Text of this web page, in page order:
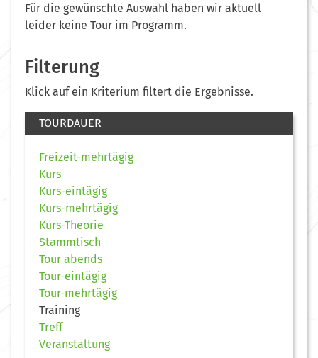
Für die gewünschte Auswahl haben wir aktuell
leider keine Tour im Programm.
Filterung
Klick auf ein Kriterium filtert die Ergebnisse.
TOURDAUER
Freizeit-mehrtägig
Kurs
Kurs-eintägig
Kurs-mehrtägig
Kurs-Theorie
Stammtisch
Tour abends
Tour-eintägig
Tour-mehrtägig
Training
Treff
Veranstaltung